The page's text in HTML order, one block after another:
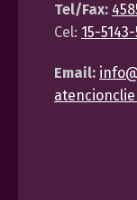
Tel/Fax:
Cel: 15-
Email: